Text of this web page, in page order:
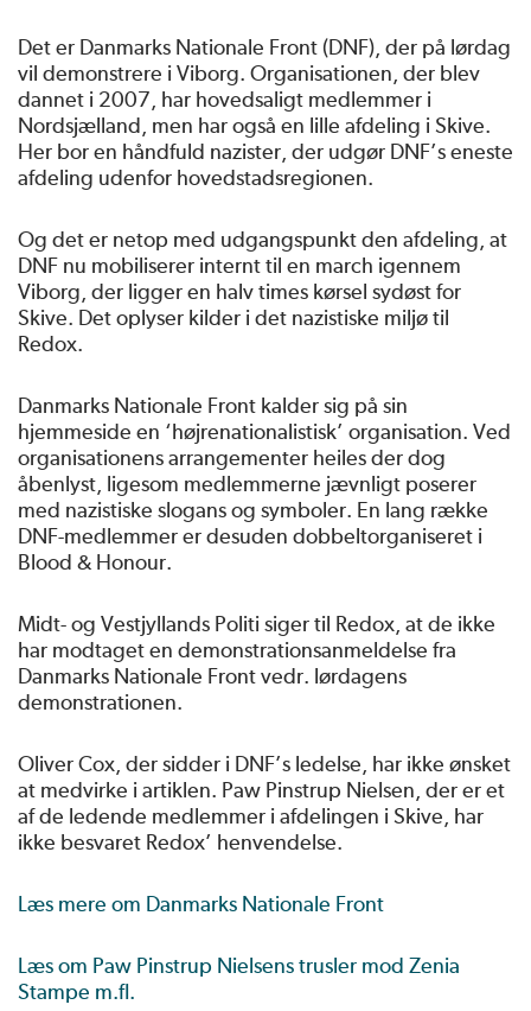
Det er Danmarks Nationale Front (DNF), der på lørdag
vil demonstrere i Viborg. Organisationen, der blev
dannet i 2007, har hovedsaligt medlemmer i
Nordsjælland, men har også en lille afdeling i Skive.
Her bor en håndfuld nazister, der udgør DNF’s eneste
afdeling udenfor hovedstadsregionen.
Og det er netop med udgangspunkt den afdeling, at
DNF nu mobiliserer internt til en march igennem
Viborg, der ligger en halv times kørsel sydøst for
Skive. Det oplyser kilder i det nazistiske miljø til
Redox.
Danmarks Nationale Front kalder sig på sin
hjemmeside en ‘højrenationalistisk’ organisation. Ved
organisationens arrangementer heiles der dog
åbenlyst, ligesom medlemmerne jævnligt poserer
med nazistiske slogans og symboler. En lang række
DNF-medlemmer er desuden dobbeltorganiseret i
Blood & Honour.
Midt- og Vestjyllands Politi siger til Redox, at de ikke
har modtaget en demonstrationsanmeldelse fra
Danmarks Nationale Front vedr. lørdagens
demonstrationen.
Oliver Cox, der sidder i DNF’s ledelse, har ikke ønsket
at medvirke i artiklen. Paw Pinstrup Nielsen, der er et
af de ledende medlemmer i afdelingen i Skive, har
ikke besvaret Redox’ henvendelse.
Læs mere om Danmarks Nationale Front
Læs om Paw Pinstrup Nielsens trusler mod Zenia
Stampe m.fl.